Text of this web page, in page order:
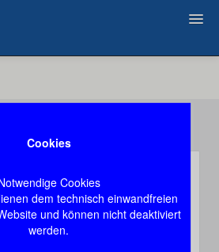
Cookies
Cookies
dem technisch einwandfreien
und können nicht deaktiviert
werden.
das Video stoppt nach 60 Sekunden